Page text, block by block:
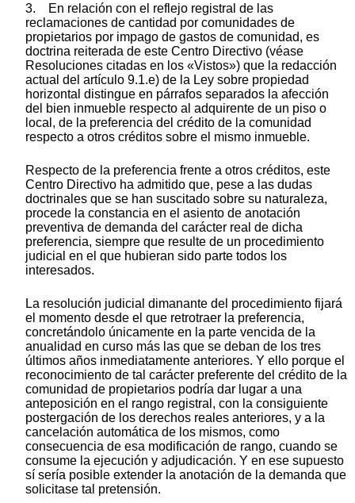
3. En relación con el reflejo registral de las
reclamaciones de cantidad por comunidades de
propietarios por impago de gastos de comunidad, es
doctrina reiterada de este Centro Directivo (véase
Resoluciones citadas en los «Vistos») que la redacción
actual del artículo 9.1.e) de la Ley sobre propiedad
horizontal distingue en párrafos separados la afección
del bien inmueble respecto al adquirente de un piso o
local, de la preferencia del crédito de la comunidad
respecto a otros créditos sobre el mismo inmueble.
Respecto de la preferencia frente a otros créditos, este
Centro Directivo ha admitido que, pese a las dudas
doctrinales que se han suscitado sobre su naturaleza,
procede la constancia en el asiento de anotación
preventiva de demanda del carácter real de dicha
preferencia, siempre que resulte de un procedimiento
judicial en el que hubieran sido parte todos los
interesados.
La resolución judicial dimanante del procedimiento fijará
el momento desde el que retrotraer la preferencia,
concretándolo únicamente en la parte vencida de la
anualidad en curso más las que se deban de los tres
últimos años inmediatamente anteriores. Y ello porque el
reconocimiento de tal carácter preferente del crédito de la
comunidad de propietarios podría dar lugar a una
anteposición en el rango registral, con la consiguiente
postergación de los derechos reales anteriores, y a la
cancelación automática de los mismos, como
consecuencia de esa modificación de rango, cuando se
consume la ejecución y adjudicación. Y en ese supuesto
sí sería posible extender la anotación de la demanda que
solicitase tal pretensión.